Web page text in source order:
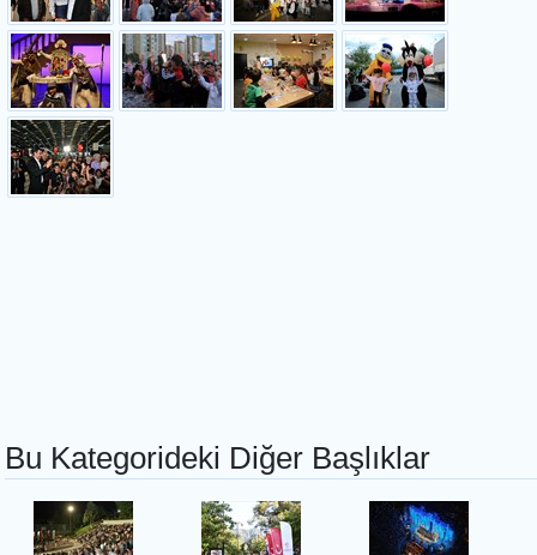
Bu Kategorideki Diğer Başlıklar